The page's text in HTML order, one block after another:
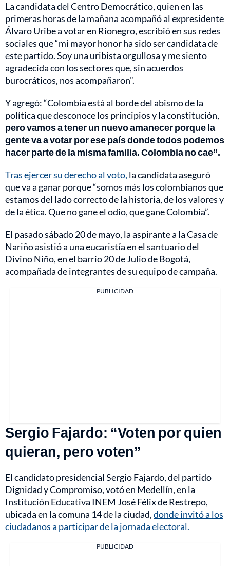
La candidata del Centro Democrático, quien en las
primeras horas de la mañana acompañó al expresidente
Álvaro Uribe a votar en Rionegro, escribió en sus redes
sociales que “mi mayor honor ha sido ser candidata de
este partido. Soy una uribista orgullosa y me siento
agradecida con los sectores que, sin acuerdos
burocráticos, nos acompañaron”.
Y agregó: “Colombia está al borde del abismo de la
política que desconoce los principios y la constitución,
pero vamos a tener un nuevo amanecer porque la
gente va a votar por ese país donde todos podemos
hacer parte de la misma familia. Colombia no cae”.
Tras ejercer su derecho al voto, la candidata aseguró
que va a ganar porque “somos más los colombianos que
estamos del lado correcto de la historia, de los valores y
de la ética. Que no gane el odio, que gane Colombia”.
El pasado sábado 20 de mayo, la aspirante a la Casa de
Nariño asistió a una eucaristía en el santuario del
Divino Niño, en el barrio 20 de Julio de Bogotá,
acompañada de integrantes de su equipo de campaña.
PUBLICIDAD
Sergio Fajardo: “Voten por quien
quieran, pero voten”
El candidato presidencial Sergio Fajardo, del partido
Dignidad y Compromiso, votó en Medellín, en la
Institución Educativa INEM José Félix de Restrepo,
ubicada en la comuna 14 de la ciudad,donde invitó a los
ciudadanos a participar de la jornada electoral.
PUBLICIDAD